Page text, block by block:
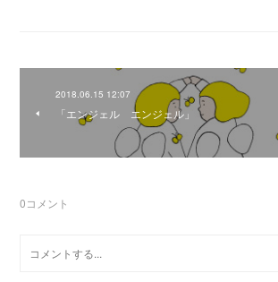
2018.06.15 12:07
「エンジェル エンジェル」
0コメント